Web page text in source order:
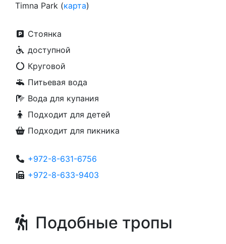
Timna Park (карта)
Стоянка
доступной
Круговой
Питьевая вода
Вода для купания
Подходит для детей
Подходит для пикника
+972-8-631-6756
+972-8-633-9403
Подобные тропы